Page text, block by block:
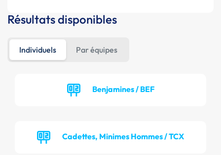
Résultats disponibles
Individuels Par équipes
Benjamines / BEF
Cadettes, Minimes Hommes / TCX